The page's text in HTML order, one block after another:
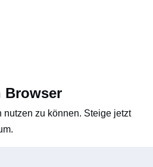
Browser
zu können. Steige jetzt